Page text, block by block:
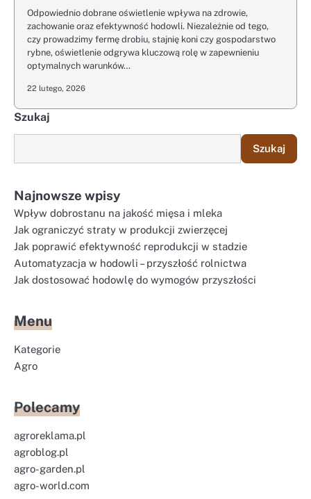
Odpowiednio dobrane oświetlenie wpływa na zdrowie,
zachowanie oraz efektywność hodowli. Niezależnie od tego,
czy prowadzimy fermę drobiu, stajnię koni czy gospodarstwo
rybne, oświetlenie odgrywa kluczową rolę w zapewnieniu
optymalnych warunków…
22 lutego, 2026
Szukaj
Szukaj
Najnowsze wpisy
Wpływ dobrostanu na jakość mięsa i mleka
Jak ograniczyć straty w produkcji zwierzęcej
Jak poprawić efektywność reprodukcji w stadzie
Automatyzacja w hodowli – przyszłość rolnictwa
Jak dostosować hodowlę do wymogów przyszłości
Menu
Kategorie
Agro
Polecamy
agroreklama.pl
agroblog.pl
agro-garden.pl
agro-world.com